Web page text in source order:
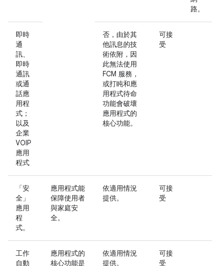
路。
即時
通
訊、
即時
通訊
或通
話應
用程
式；
以及
企業
VOIP
應用
程式
否，由於其
他訊息的技
術依附，因
此無法使用
FCM 服務，
或打盹和應
用程式待命
功能會破壞
應用程式的
核心功能。
可接
受
「安
全」
應用
程
式。
應用程式能
保障使用者
與家庭安
全。
依適用情況
提供。
可接
受
工作
自動
應用程式的
核心功能是
依適用情況
提供。
可接
受